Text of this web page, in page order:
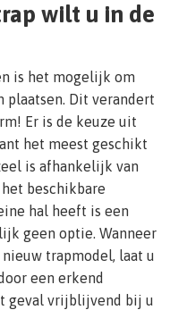
wilt u in de
is het mogelijk om
plaatsen. Dit verandert
Er is de keuze uit
het meest geschikt
is afhankelijk van
beschikbare
hal heeft is een
geen optie. Wanneer
trapmodel, laat u
een erkend
geval vrijblijvend bij u